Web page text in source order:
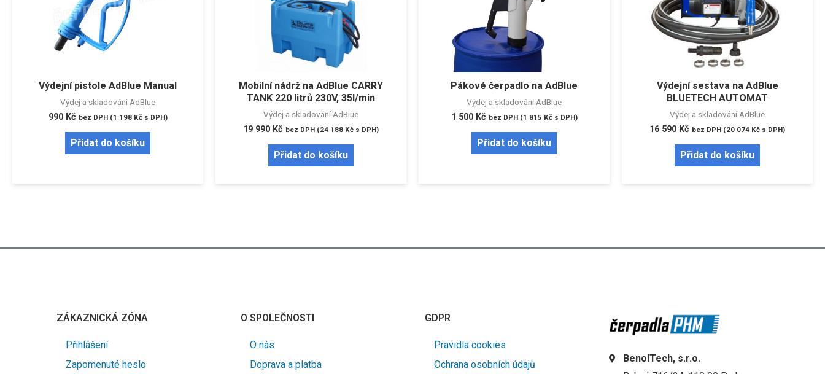
Výdejní pistole AdBlue Manual
Výdej a skladování AdBlue
990 Kč bez DPH (1 198 Kčs DPH)
Přidat do košíku
Mobilní nádrž na AdBlue CARRY
TANK 220 litrů 230V, 35l/min
Výdej a skladování AdBlue
19 990 Kč bez DPH (24 188 Kč s DPH)
Přidat do košíku
Pákové čerpadlo na AdBlue
Výdej a skladování AdBlue
1 500 Kč bez DPH (1 815 Kčs DPH)
Přidat do košíku
Výdejní sestava na AdBlue
BLUETECH AUTOMAT
Výdej a skladování AdBlue
16 590 Kč bez DPH (20 074 Kč s DPH)
Přidat do košíku
ZÁKAZNICKÁ ZÓNA
Přihlášení
Zapomenuté heslo
O SPOLEČNOSTI
O nás
Doprava a platba
GDPR
Pravidla cookies
Ochrana osobních údajů
BenolTech, s.r.o.